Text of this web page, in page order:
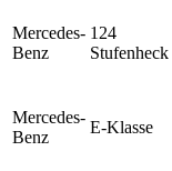
Mercedes-
Benz
124
Stufenheck
Mercedes-
Benz
E-Klasse